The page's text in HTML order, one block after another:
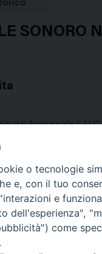
SONORO
Nazionale
di Malacca. - Alcune
o tecnologie
e, con il tuo
e
dell'esperienza",
come